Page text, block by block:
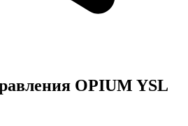
OPIUM YSL